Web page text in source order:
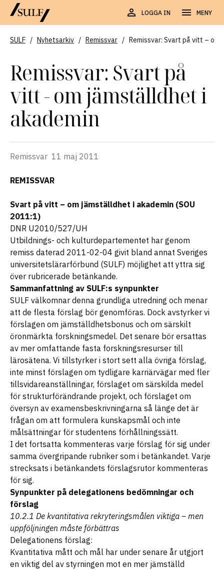
LOGGA IN MENY
SULF / Nyhetsarkiv / Remissvar / Remissvar: Svart på vitt – om
Remissvar: Svart på
vitt - om jämställdhet i
akademin
Remissvar 11 maj 2011
REMISSVAR
Svart på vitt – om jämställdhet i akademin (SOU
2011:1)
DNR U2010/527/UH
Utbildnings- och kulturdepartementet har genom
remiss daterad 2011-02-04 givit bland annat Sveriges
universitetslärarförbund (SULF) möjlighet att yttra sig
över rubricerade betänkande.
Sammanfattning av SULF:s synpunkter
SULF välkomnar denna grundliga utredning och menar
att de flesta förslag bör genomföras. Dock avstyrker vi
förslagen om jämställdhetsbonus och om särskilt
öronmärkta forskningsmedel. Det senare bör ersattas
av mer omfattande fasta forskningsresurser till
lärosätena. Vi tillstyrker i stort sett alla övriga förslag,
inte minst förslagen om tydligare karriärvägar med fler
tillsvidareanställningar, förslaget om särskilda medel
för strukturförändrande projekt, och förslaget om
översyn av examensbeskrivningarna så länge det är
frågan om att formulera kunskapsmål och inte
målsättningar för studentens förhållningssätt.
I det fortsatta kommenteras varje förslag för sig under
samma övergripande rubriker som i betänkandet. Varje
strecksats i betänkandets förslagsrutor kommenteras
för sig.
Synpunkter på delegationens bedömningar och
förslag
10.2.1 De kvantitativa rekryteringsmålen viktiga – men
uppföljningen måste förbättras
Delegationens förslag:
Kvantitativa mått och mål har under senare år utgjort
en viktig del av styrningen mot en mer jämställd